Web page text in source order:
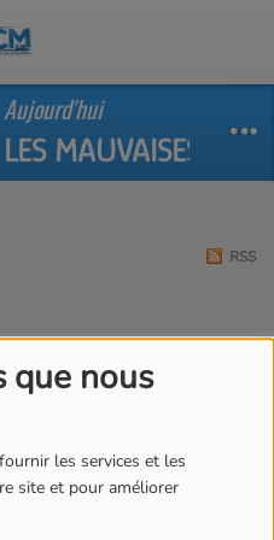
que nous
les services et les
site et pour améliorer
Aujourd'hui
LES MAUVAISES
RSS
D E F G H
Y Z